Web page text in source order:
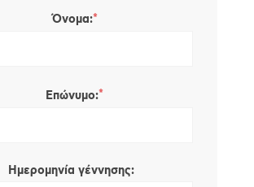
Όνομα:*
Επώνυμο:*
Ημερομηνία γέννησης: